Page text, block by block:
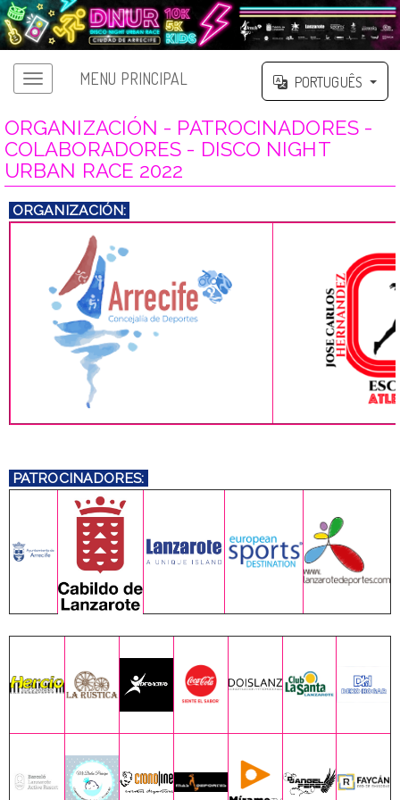
MENU PRINCIPAL PORTUGUÊS
ORGANIZACIÓN - PATROCINADORES -
COLABORADORES - DISCO NIGHT
URBAN RACE 2022
ORGANIZACIÓN:
PATROCINADORES: